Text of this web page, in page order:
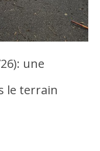
une
le terrain